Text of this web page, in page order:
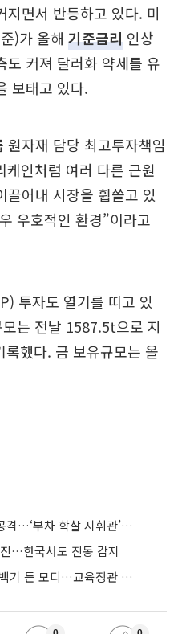
지면서 반등하고 있다. 미
)가 올해 기준금리 인상
도 커져 달러화 약세를 유
보태고 있다.
자재 담당 최고투자책임
인처럼 여러 다른 근원
끌어내 시장을 휩쓸고 있
우호적인 환경”이라고
투자도 열기를 띠고 있
는 전날 1587.5t으로 지
했다. 금 보유규모는 올
러 모스크바 고급식당 폭탄 공격…‘부차 학살 지휘관’ 노렸나
…한국서도 진동 감지
인도 ‘바퀴벌레당’ 청년들에 백기 든 모디…교육장관 사퇴